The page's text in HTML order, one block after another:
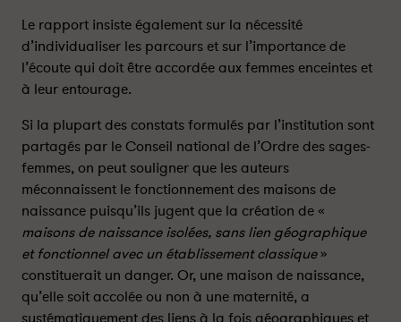
e
d
m
é
d
c
i
n
e
s
e
p
r
o
e
d
m
é
d
e
c
i
n
e
s
e
p
r
o
Le rapport insiste également sur la nécessité
d’individualiser les parcours et sur l’importance de
l’écoute qui doit être accordée aux femmes enceintes et
à leur entourage.
Si la plupart des constats formulés par l’institution sont
partagés par le Conseil national de l’Ordre des sages-
femmes, on peut souligner que les auteurs
méconnaissent le fonctionnement des maisons de
naissance puisqu’ils jugent que la création de «
maisons de naissance isolées, sans lien géographique
et fonctionnel avec un établissement classique»
constituerait un danger. Or, une maison de naissance,
qu’elle soit accolée ou non à une maternité, a